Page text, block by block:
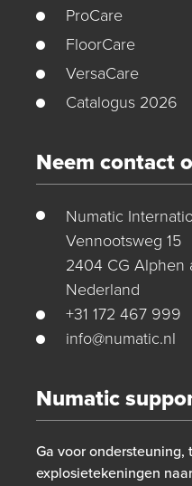
ProCare
FloorCare
VersaCare
Catalogus 2026
Neem contact
Numatic
Vennootsweg 15
2404 CG Alphen
Nederland
+31 172 467 999
info@numatic.nl
Numatic
Ga voor ondersteuning,
explosietekeningen